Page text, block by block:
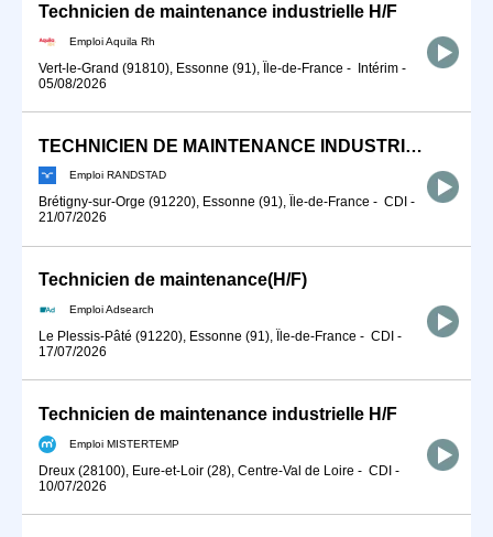
Technicien de maintenance industrielle H/F
Emploi Aquila Rh
Vert-le-Grand (91810), Essonne (91), Île-de-France - Intérim -
05/08/2026
TECHNICIEN DE MAINTENANCE INDUSTRIELLE (F/H)
Emploi RANDSTAD
Brétigny-sur-Orge (91220), Essonne (91), Île-de-France - CDI -
21/07/2026
Technicien de maintenance(H/F)
Emploi Adsearch
Le Plessis-Pâté (91220), Essonne (91), Île-de-France - CDI -
17/07/2026
Technicien de maintenance industrielle H/F
Emploi MISTERTEMP
Dreux (28100), Eure-et-Loir (28), Centre-Val de Loire - CDI -
10/07/2026